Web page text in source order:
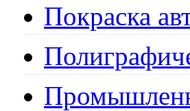
Покраска